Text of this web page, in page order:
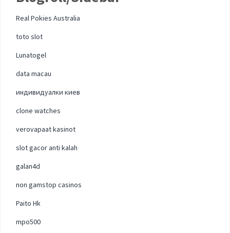
Real Pokies Australia
toto slot
Lunatogel
data macau
индивидуалки киев
clone watches
verovapaat kasinot
slot gacor anti kalah
galan4d
non gamstop casinos
Paito Hk
mpo500